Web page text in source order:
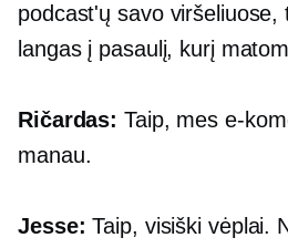
podcast'ų savo viršeliuose,
langas į pasaulį, kurį
Ričardas: Taip, mese-
manau.
Jesse: Taip, visiški vėplai.